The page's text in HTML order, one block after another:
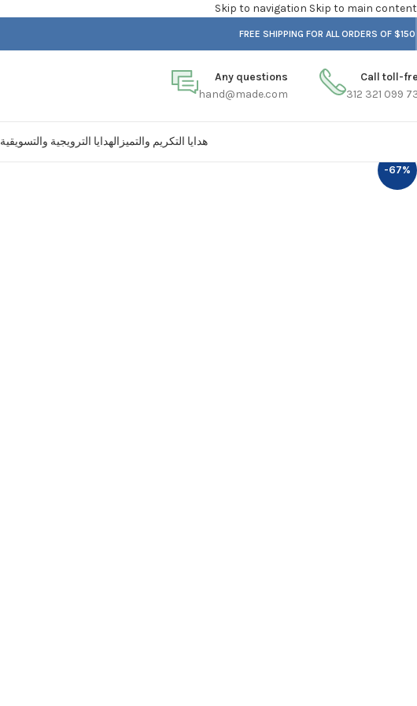
Skip to navigation Skip to main content
FREE SHIPPING FOR ALL ORDERS OF $150
Call toll-
Any questions
hand@made.com
هدايا التكريم والتميز الهدايا الترويجية والتسويقية
-67%